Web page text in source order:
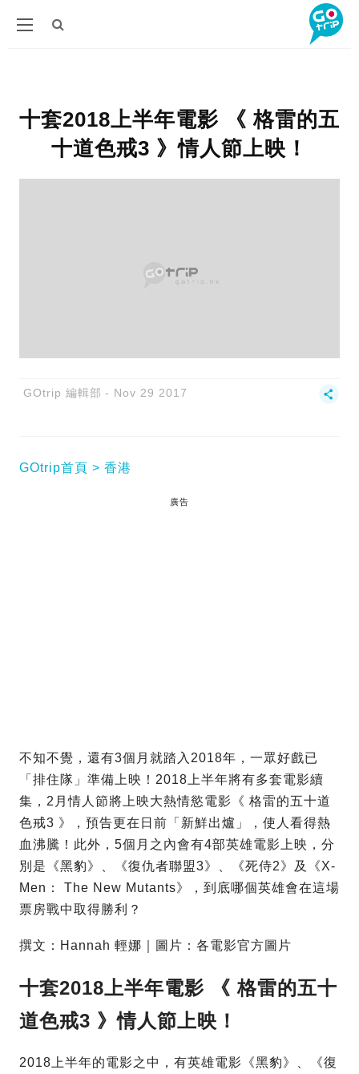
十套2018上半年電影 《 格雷的五
十道色戒3 》情人節上映！
GOtrip 編輯部 Nov 29 2017
GOtrip首頁 香港
廣告
不知不覺，還有3個月就踏入2018年，一眾好戲已
「排住隊」準備上映！2018上半年將有多套電影續
集，2月情人節將上映大熱情慾電影《 格雷的五十道
色戒3 》，預告更在日前「新鮮出爐」，使人看得熱
血沸騰！此外，5個月之內會有4部英雄電影上映，分
別是《黑豹》、《復仇者聯盟3》、《死侍2》及《X-
Men： The New Mutants》，到底哪個英雄會在這場
票房戰中取得勝利？
撰文：Hannah 輕娜｜圖片：各電影官方圖片
十套2018上半年電影 《 格雷的五十
道色戒3 》情人節上映！
2018上半年的電影之中，有英雄電影《黑豹》、《復